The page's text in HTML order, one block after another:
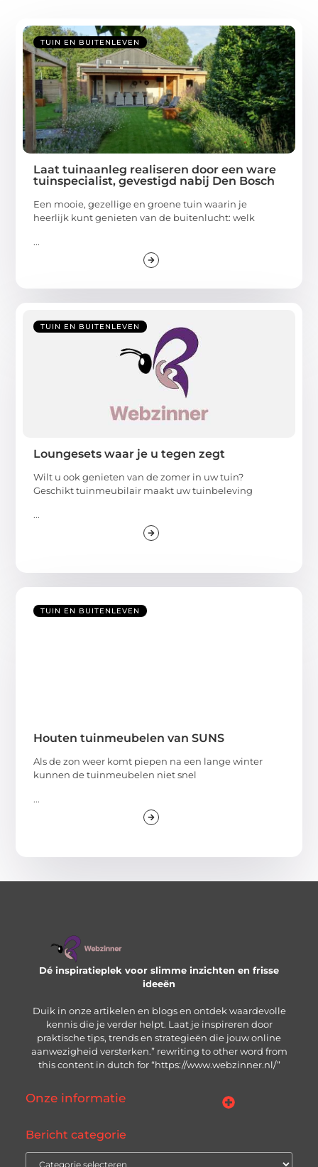
TUIN EN BUITENLEVEN
Laat tuinaanleg realiseren door een ware
tuinspecialist, gevestigd nabij Den Bosch
Een mooie, gezellige en groene tuin waarin je
heerlijk kunt genieten van de buitenlucht: welk
...
TUIN EN BUITENLEVEN
Loungesets waar je u tegen zegt
Wilt u ook genieten van de zomer in uw tuin?
Geschikt tuinmeubilair maakt uw tuinbeleving
...
TUIN EN BUITENLEVEN
Houten tuinmeubelen van SUNS
Als de zon weer komt piepen na een lange winter
kunnen de tuinmeubelen niet snel
...
Dé inspiratieplek voor slimme inzichten en frisse
ideeën
Duik in onze artikelen en blogs en ontdek waardevolle
kennis die je verder helpt. Laat je inspireren door
praktische tips, trends en strategieën die jouw online
aanwezigheid versterken.” rewriting to other word from
this content in dutch for “https://www.webzinner.nl/”
Onze informatie
Bericht categorie